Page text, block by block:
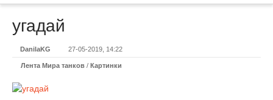
угадай
DanilaKG 27-05-2019, 14:22
Лента Мира танков / Картинки